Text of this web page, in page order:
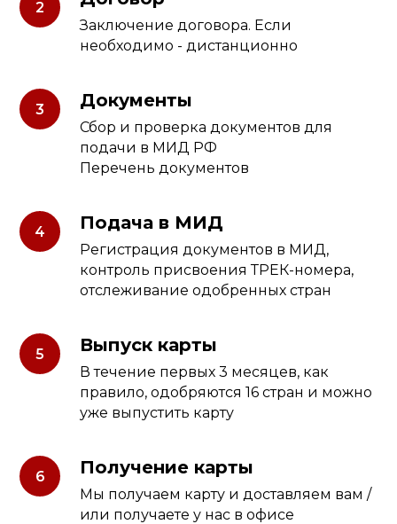
Заключение договора. Если
необходимо - дистанционно
Документы
Сбор и проверка документов для
подачи в МИД РФ
Перечень документов
Подача в МИД
Регистрация документов в МИД,
контроль присвоения ТРЕК-номера,
отслеживание одобренных стран
Выпуск карты
В течение первых 3 месяцев, как
правило, одобряются 16 стран и можно
уже выпустить карту
Получение карты
Мы получаем карту и доставляем вам /
или получаете у нас в офисе